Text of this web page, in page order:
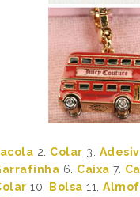
2. Colar 3.
6. Caixa 7.
10. Bolsa 11.